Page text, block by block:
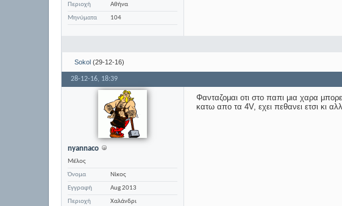
Περιοχή
Αθήνα
Μηνύματα
104
Sokol (29-12-16)
28-12-16, 18:39
nyannaco
Μέλος
Όνομα
Νίκος
Εγγραφή
Aug 2013
Περιοχή
Χαλάνδρι
Φανταζομαι οτι στο παπι μια χαρα
κατω απο τα 4V, εχει πεθανει ετσι κι